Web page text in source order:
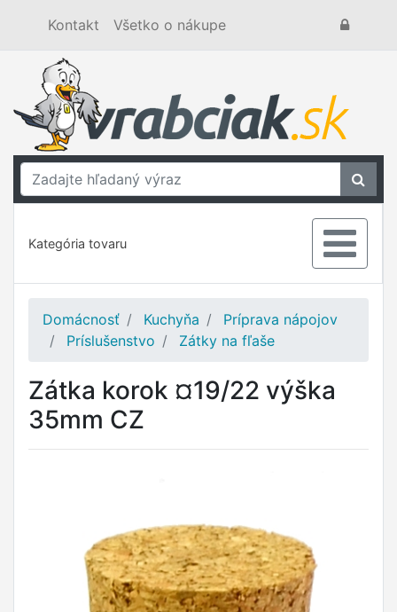
Kontakt Všetko o nákupe
Kategória tovaru
Domácnosť Kuchyňa
Príprava nápojov
Príslušenstvo
Zátky na fľaše
Zátka korok ¤19/22 výška
35mm CZ